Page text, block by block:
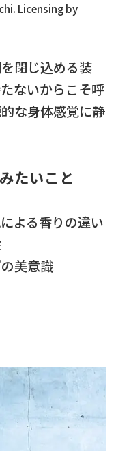
Licensing by
閉じ込める装
ないからこそ呼
な身体感覚に静
たいこと
よる香りの違い
美意識